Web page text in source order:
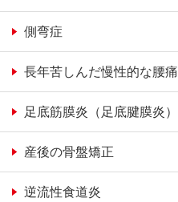
側弯症
長年苦しんだ慢性的な腰痛
足底筋膜炎（足底腱膜炎）
産後の骨盤矯正
逆流性食道炎